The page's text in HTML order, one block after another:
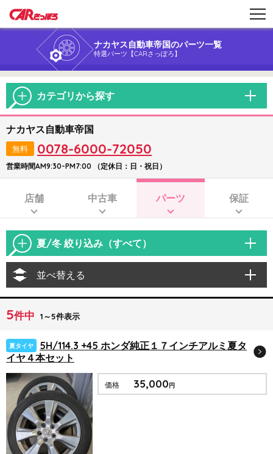
ナカヤス自動車帝国のパーツ一覧
特選パーツ【CARさっぽろ】
カテゴリから探す
ナカヤス自動車帝国
無料 0078-6000-72050
営業時間AM9:30-PM7:00 （定休日：日・祝日）
店舗 中古車 パーツ 保証
夏/冬 絞り込み（すべて）
並べ替える
5件中 1～5件表示
夏タイヤ
5H/114.3 +45 ホンダ純正１７インチアルミ夏タ
イヤ４本セット
価格 35,000円